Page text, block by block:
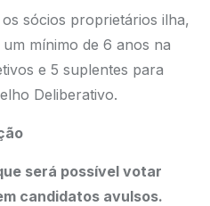
sócios proprietários ilha,
mínimo de 6 anos na
e 5 suplentes para
Deliberativo.
será possível votar
candidatos avulsos.